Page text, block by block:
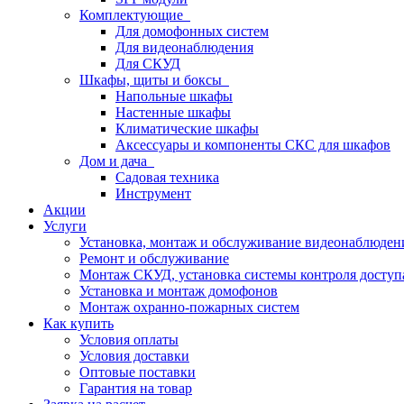
Комплектующие
Для домофонных систем
Для видеонаблюдения
Для СКУД
Шкафы, щиты и боксы
Напольные шкафы
Настенные шкафы
Климатические шкафы
Аксессуары и компоненты СКС для шкафов
Дом и дача
Садовая техника
Инструмент
Акции
Услуги
Установка, монтаж и обслуживание
Ремонт и обслуживание
Монтаж СКУД, установка системы контроля
Установка и монтаж домофонов
Монтаж охранно-пожарных систем
Как купить
Условия оплаты
Условия доставки
Оптовые поставки
Гарантия на товар